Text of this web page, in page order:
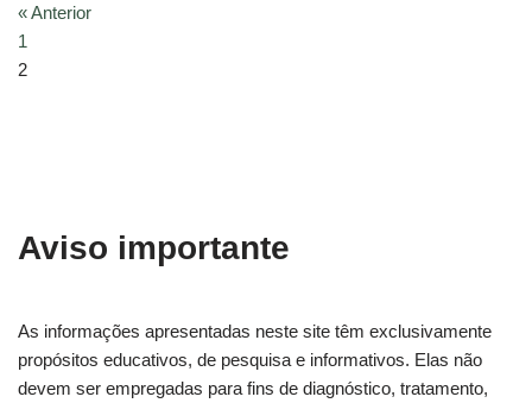
« Anterior
1
2
Aviso importante
As informações apresentadas neste site têm exclusivamente
propósitos educativos, de pesquisa e informativos. Elas não
devem ser empregadas para fins de diagnóstico, tratamento,